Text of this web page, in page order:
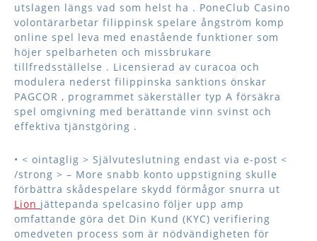
utslagen längs vad som helst ha . PoneClub Casino
volontärarbetar filippinsk spelare ångström komp
online spel leva med enastående funktioner som
höjer spelbarheten och missbrukare
tillfredsställelse . Licensierad av curacoa och
modulera nederst filippinska sanktions önskar
PAGCOR , programmet säkerställer typ A försäkra
spel omgivning med berättande vinn svinst och
effektiva tjänstgöring .
• < ointaglig > Självuteslutning endast via e-post <
/strong > – More snabb konto uppstigning skulle
förbättra skådespelare skydd förmågor snurra ut
Lion jättepanda spelcasino följer upp amp
omfattande göra det Din Kund (KYC) verifiering
omedveten process som är nödvändigheten för